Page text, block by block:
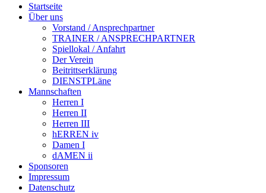
Startseite
Über uns
Vorstand / Ansprechpartner
TRAINER / ANSPRECHPARTNER
Spiellokal / Anfahrt
Der Verein
Beitrittserklärung
DIENSTPLäne
Mannschaften
Herren I
Herren II
Herren III
hERREN iv
Damen I
dAMEN ii
Sponsoren
Impressum
Datenschutz